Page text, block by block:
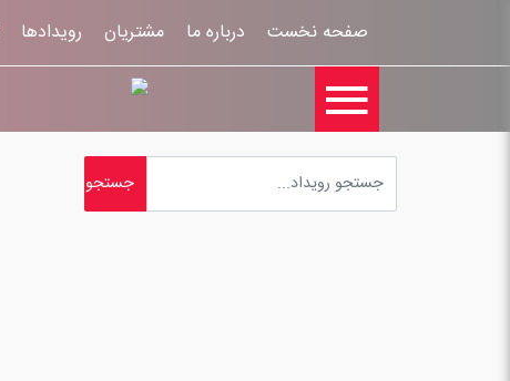
صفحه نخست درباره ما مشتریان رویدادها
